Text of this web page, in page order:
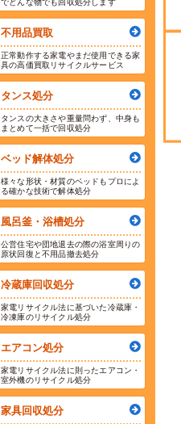
不用品買取
正常動作する家電やまだ使用できる家
具の高価買取リサイクルサービス
タンス処分
タンスの大きさや重量問わず、中身も
まとめて一括で回収処分
ベッド解体処分
様々な形状・材質のベッドもプロによ
る確かな技術で解体処分
風呂釜・浴槽処分
公営住宅や団地退去の際の浴室周りの
原状回復と不用品撤去処分
冷蔵庫回収処分
家電リサイクル法に基づいた冷蔵庫・
冷凍庫のリサイクル処分
エアコン処分
家電リサイクル法に則ったエアコン・
室外機のリサイクル処分
家具回収処分